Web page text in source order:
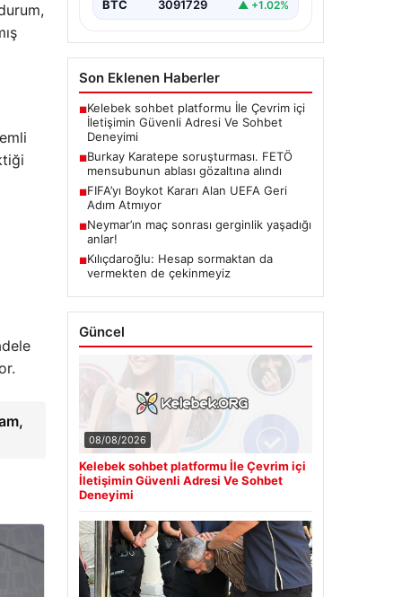
BTC 3091729 ▲ +1.02%
Son Eklenen Haberler
■Kelebek sohbet platformu İle Çevrim içi
İletişimin Güvenli Adresi Ve Sohbet
Deneyimi
■Burkay Karatepe soruşturması. FETÖ
mensubunun ablası gözaltına alındı
■FIFA’yı Boykot Kararı Alan UEFA Geri
Adım Atmıyor
■Neymar’ın maç sonrası gerginlik yaşadığı
anlar!
■Kılıçdaroğlu: Hesap sormaktan da
vermekten de çekinmeyiz
Güncel
08/08/2026
Kelebek sohbet platformu İle Çevrim içi
İletişimin Güvenli Adresi Ve Sohbet
Deneyimi